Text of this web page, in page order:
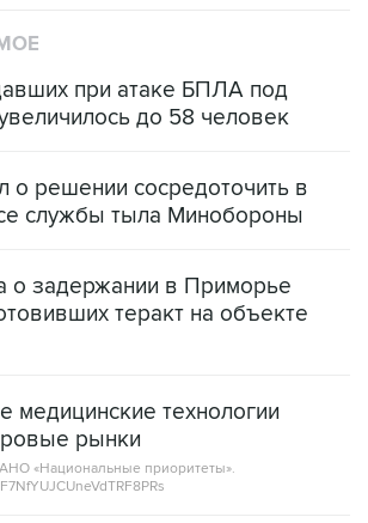
при атаке БПЛА под
до 58 человек
о решении сосредоточить в
службы тыла Минобороны
о задержании в Приморье
теракт на объекте
медицинские технологии
рынки
«Национальные приоритеты».